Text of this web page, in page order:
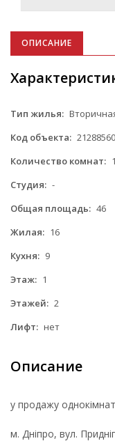
ОПИСАНИЕ
Тип жилья:
Код объекта:
Количество комнат: 1
Студия: -
Общая площадь: 46
Жилая: 16
Кухня: 9
Этаж: 1
Этажей: 2
Лифт: нет
Описание
у продажу
м. Дніпро, вул.